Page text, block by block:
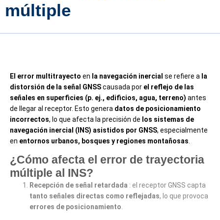
múltiple
El error multitrayecto en la navegación inercial se refiere a la
distorsión de la señal GNSScausada por el reflejo de las
señales en superficies (p. ej., edificios, agua, terreno) antes
de llegar al receptor. Esto genera datos de posicionamiento
incorrectos, lo que afecta la precisión de los sistemas de
navegación inercial (INS) asistidos por GNSS, especialmente
en entornos urbanos, bosques y regiones montañosas
¿Cómo afecta el error de trayectoria
múltiple al INS?
Recepción de señal retardada : el receptor GNSS capta
tanto señales directas como reflejadas, lo que provoca
errores de posicionamiento.